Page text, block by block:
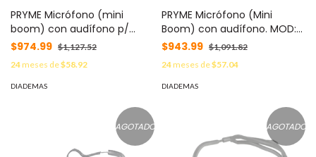
PRYME Micrófono (mini
boom) con audífono p/
ICOM IC-F50/ 60/ 3161/ 4161
MOD: SPM-410A
$974.99 $1,127.52
24meses de$58.92
DIADEMAS
PRYME Micrófono (Mini
Boom) con audífono. MOD:
SPM-400A
$943.99 $1,091.82
24meses de$57.04
DIADEMAS
AGOTADO AGOTADO